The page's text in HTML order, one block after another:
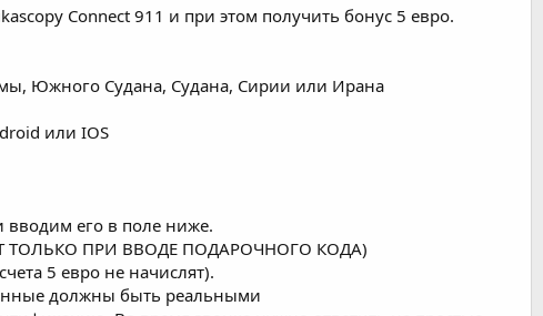
Connect 911 и при этом получить бонус 5 евро.
Южного Судана, Судана, Сирии или Ирана
или IOS
вводим его в поле ниже.
ТОЛЬКО ПРИ ВВОДЕ ПОДАРОЧНОГО КОДА)
5 евро не начислят).
должны быть реальными